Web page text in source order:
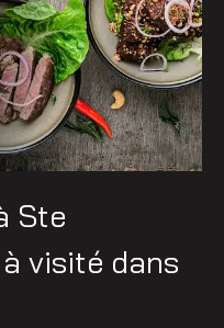
Ste
visité dans